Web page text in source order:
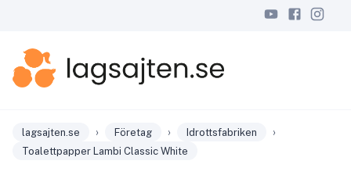
lagsajten.se › Företag › Idrottsfabriken ›
Toalettpapper Lambi Classic White